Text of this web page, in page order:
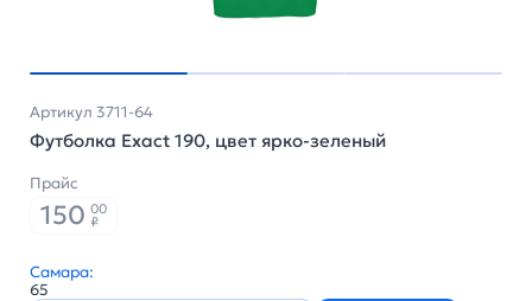
Артикул 3711-64
Футболка Exact 190, цвет ярко-зеленый
Прайс
150 00
₽
Самара:
65